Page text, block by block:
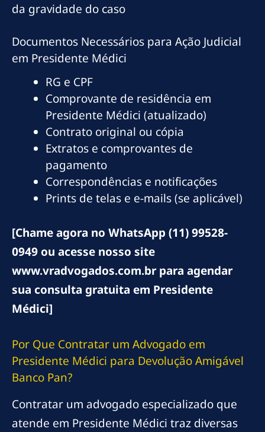
da gravidade do caso
Documentos Necessários para Ação Judicial
em Presidente Médici
RG e CPF
Comprovante de residência em
Presidente Médici (atualizado)
Contrato original ou cópia
Extratos e comprovantes de
pagamento
Correspondências e notificações
Prints de telas e e-mails (se aplicável)
[Chame agora no WhatsApp (11) 99528-
0949 ou acesse nosso site
www.vradvogados.com.br para agendar
sua consulta gratuita em Presidente
Médici]
Por Que Contratar um Advogado em
Presidente Médici para Devolução Amigável
Banco Pan?
Contratar um advogado especializado que
atende em Presidente Médici traz diversas